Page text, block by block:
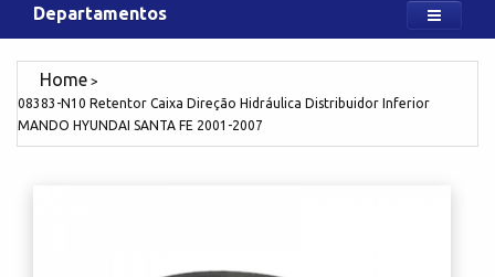
Departamentos
08383-N10 Retentor Caixa Direção Hidráulica Distribuidor Inferior
MANDO HYUNDAI SANTA FE 2001-2007